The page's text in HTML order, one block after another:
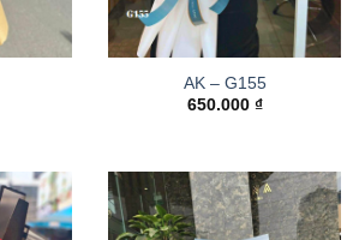
AK – G155
650.000 ₫